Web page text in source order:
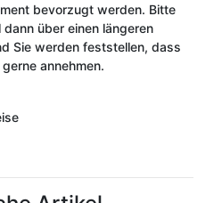
bevorzugt werden. Bitte
über einen längeren
Sie werden feststellen, dass
annehmen.